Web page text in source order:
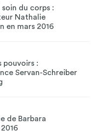
du corps :
Nathalie
en mars 2016
pouvoirs :
Servan-Schreiber
de Barbara